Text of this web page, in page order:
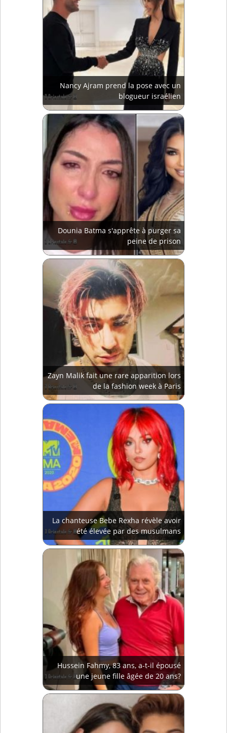
Nancy Ajram prend la pose avec un
blogueur israélien
Dounia Batma s'apprête à purger sa
peine de prison
Zayn Malik fait une rare apparition lors
de la fashion week à Paris
La chanteuse Bebe Rexha révèle avoir
été élevée par des musulmans
Hussein Fahmy, 83 ans, a-t-il épousé
une jeune fille âgée de 20 ans?